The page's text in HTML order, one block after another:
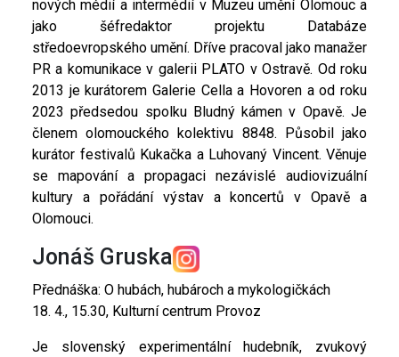
nových médií a intermédií v Muzeu umění Olomouc a
jako šéfredaktor projektu Databáze
středoevropského umění. Dříve pracoval jako manažer
PR a komunikace v galerii PLATO v Ostravě. Od roku
2013 je kurátorem Galerie Cella a Hovoren a od roku
2023 předsedou spolku Bludný kámen v Opavě. Je
členem olomouckého kolektivu 8848. Působil jako
kurátor festivalů Kukačka a Luhovaný Vincent. Věnuje
se mapování a propagaci nezávislé audiovizuální
kultury a pořádání výstav a koncertů v Opavě a
Olomouci.
Jonáš Gruska
Přednáška: O hubách, hubároch a mykologičkách
18. 4., 15.30, Kulturní centrum Provoz
Je slovenský experimentální hudebník, zvukový